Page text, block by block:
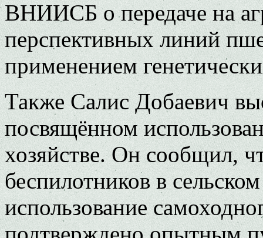
ВНИИСБ о передаче на
перспективных линий
применением
Также Салис Добаевич
посвящённом
хозяйстве. Он сообщил,
беспилотников в
использование